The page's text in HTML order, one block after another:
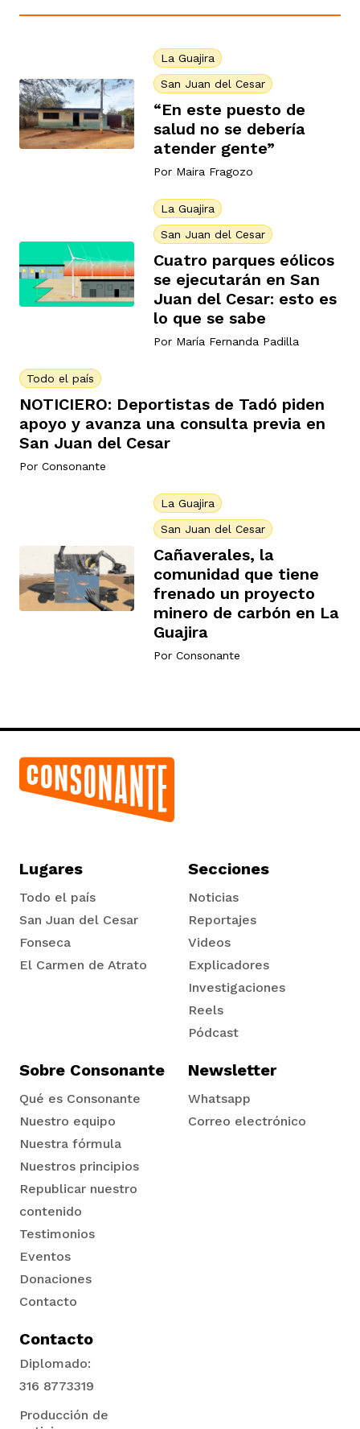
La Guajira
San Juan del Cesar
“En este puesto de
salud no se debería
atender gente”
Por Maira Fragozo
La Guajira
San Juan del Cesar
Cuatro parques eólicos
se ejecutarán en San
Juan del Cesar: esto es
lo que se sabe
Por María Fernanda Padilla
Todo el país
NOTICIERO: Deportistas de Tadó piden
apoyo y avanza una consulta previa en
San Juan del Cesar
Por Consonante
La Guajira
San Juan del Cesar
Cañaverales, la
comunidad que tiene
frenado un proyecto
minero de carbón en La
Guajira
Por Consonante
Lugares
Todo el país
San Juan del Cesar
Fonseca
El Carmen de Atrato
Secciones
Noticias
Reportajes
Videos
Explicadores
Investigaciones
Reels
Pódcast
Sobre Consonante
Qué es Consonante
Nuestro equipo
Nuestra fórmula
Nuestros principios
Republicar nuestro
contenido
Testimonios
Eventos
Donaciones
Contacto
Newsletter
Whatsapp
Correo electrónico
Contacto
Diplomado:
316 8773319
Producción de